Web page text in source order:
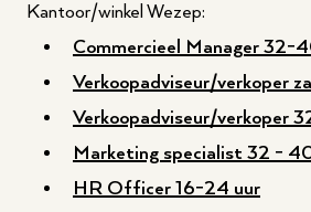
Kantoor/winkel Wezep:
Commercieel Manager 32-
Verkoopadviseur/verkoper
Verkoopadviseur/verkoper
Marketing specialist 32 -
HR Officer 16-24 uur